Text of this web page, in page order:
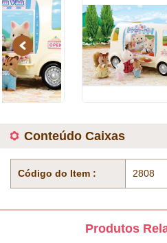
Previous
Conteúdo Caixas
Código do Item : 2808
Produtos